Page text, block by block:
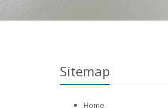
Sitemap
Home